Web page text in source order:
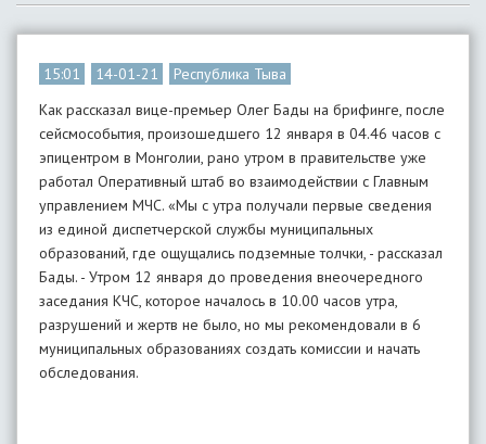
15:01 14-01-21
Республика Тыва
Как рассказал вице-премьер Олег Бады на брифинге, после
сейсмособытия, произошедшего 12 января в 04.46 часов с
эпицентром в Монголии, рано утром в правительстве уже
работал Оперативный штаб во взаимодействии с Главным
управлением МЧС. «Мы с утра получали первые сведения
из единой диспетчерской службы муниципальных
образований, где ощущались подземные толчки, - рассказал
Бады. - Утром 12 января до проведения внеочередного
заседания КЧС, которое началось в 10.00 часов утра,
разрушений и жертв не было, но мы рекомендовали в 6
муниципальных образованиях создать комиссии и начать
обследования.